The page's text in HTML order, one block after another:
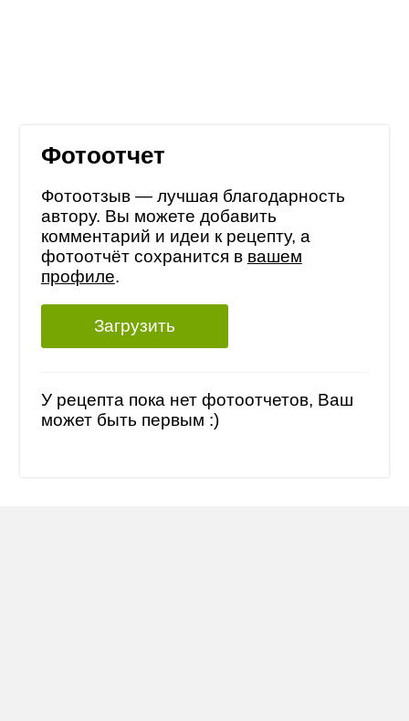
Фотоотчет
Фотоотзыв — лучшая благодарность
автору. Вы можете добавить
комментарий и идеи к рецепту, а
фотоотчёт сохранится в вашем
профиле.
Загрузить
У рецепта пока нет фотоотчетов, Ваш
может быть первым :)